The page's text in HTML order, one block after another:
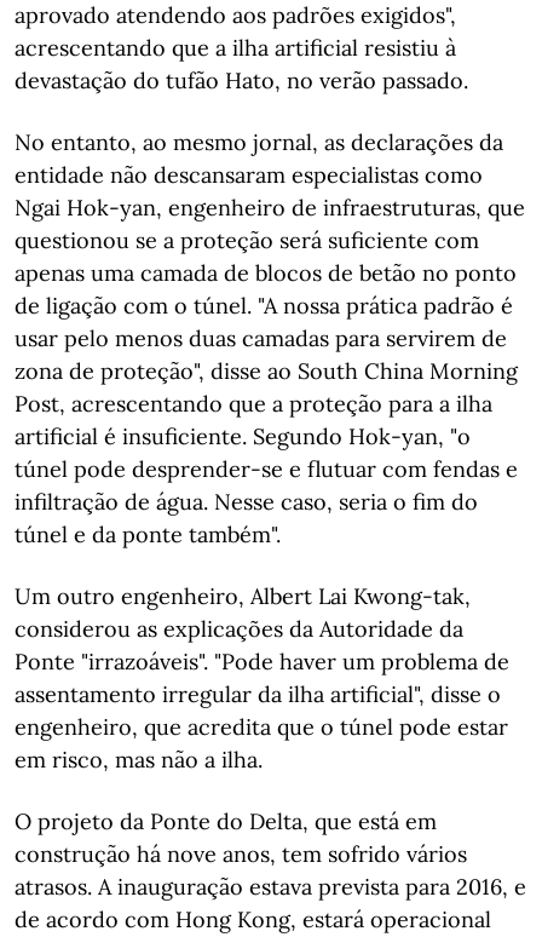
aprovado atendendo aos padrões exigidos",
acrescentando que a ilha artificial resistiu à
devastação do tufão Hato, no verão passado.
No entanto, ao mesmo jornal, as declarações da
entidade não descansaram especialistas como
Ngai Hok-yan, engenheiro de infraestruturas, que
questionou se a proteção será suficiente com
apenas uma camada de blocos de betão no ponto
de ligação com o túnel. "A nossa prática padrão é
usar pelo menos duas camadas para servirem de
zona de proteção", disse ao South China Morning
Post, acrescentando que a proteção para a ilha
artificial é insuficiente. Segundo Hok-yan, "o
túnel pode desprender-se e flutuar com fendas e
infiltração de água. Nesse caso, seria o fim do
túnel e da ponte também".
Um outro engenheiro, Albert Lai Kwong-tak,
considerou as explicações da Autoridade da
Ponte "irrazoáveis". "Pode haver um problema de
assentamento irregular da ilha artificial", disse o
engenheiro, que acredita que o túnel pode estar
em risco, mas não a ilha.
O projeto da Ponte do Delta, que está em
construção há nove anos, tem sofrido vários
atrasos. A inauguração estava prevista para 2016, e
de acordo com Hong Kong, estará operacional